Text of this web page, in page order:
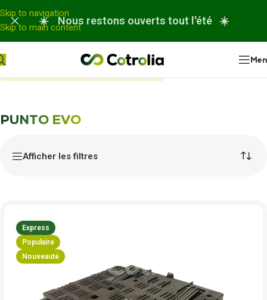
Panneau de gestion des cookies
Skip to navigation
Skip to main content
☀️ Nous restons ouverts tout l'été ☀️
PUNTO EVO
Afficher les filtres
Express
Populaire
Nouveauté